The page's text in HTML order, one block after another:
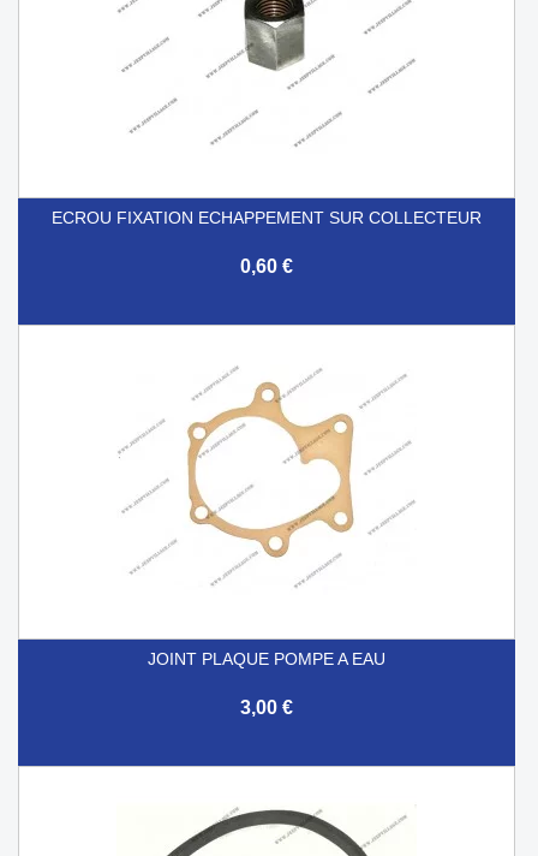
ECROU FIXATION ECHAPPEMENT SUR COLLECTEUR
0,60 €
JOINT PLAQUE POMPE A EAU
3,00 €